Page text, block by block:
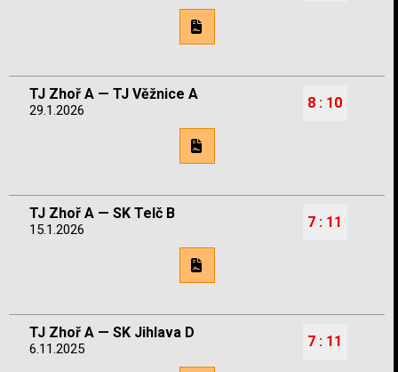
TJ Zhoř A — TJ Věžnice A
29.1.2026 8 : 10
TJ Zhoř A — SK Telč B
15.1.2026 7 : 11
TJ Zhoř A — SK Jihlava D
6.11.2025 7 : 11